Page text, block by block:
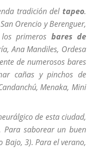
tradición deltapeo.
Orencio y Berenguer,
primeros bares de
Ana Mandiles, Ordesa
de numerosos bares
cañas y pinchos de
Menaka, Mini
de esta ciudad,
saborear un buen
Bajo, 3). Para el verano,